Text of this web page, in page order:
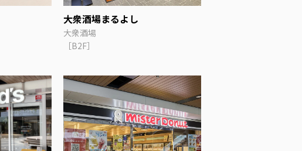
大衆酒場まるよし
大衆酒場
［B2F］